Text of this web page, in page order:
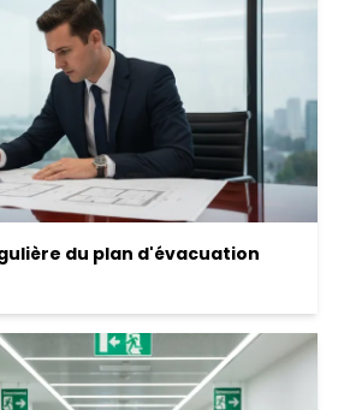
du plan d'évacuation